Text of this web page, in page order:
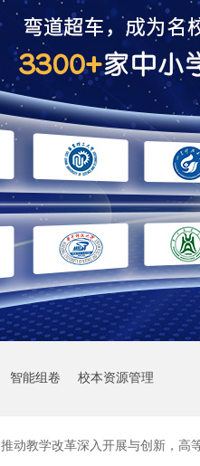
智能组卷 校本资源管理
推动教学改革深入开展与创新，高